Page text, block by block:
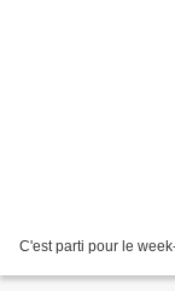
C'est parti pour le